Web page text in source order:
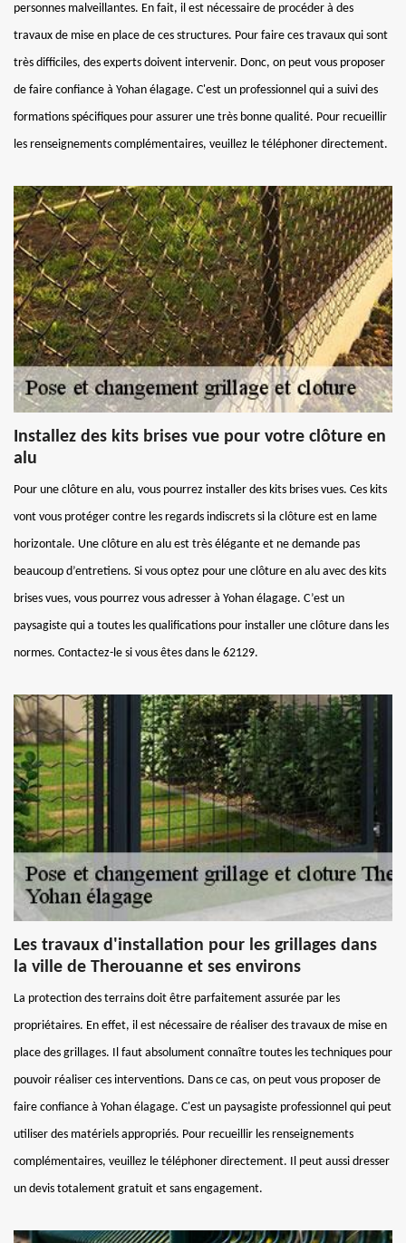
personnes malveillantes. En fait, il est nécessaire de procéder à des
travaux de mise en place de ces structures. Pour faire ces travaux qui sont
très difficiles, des experts doivent intervenir. Donc, on peut vous proposer
de faire confiance à Yohan élagage. C'est un professionnel qui a suivi des
formations spécifiques pour assurer une très bonne qualité. Pour recueillir
les renseignements complémentaires, veuillez le téléphoner directement.
Installez des kits brises vue pour votre clôture en
alu
Pour une clôture en alu, vous pourrez installer des kits brises vues. Ces kits
vont vous protéger contre les regards indiscrets si la clôture est en lame
horizontale. Une clôture en alu est très élégante et ne demande pas
beaucoup d’entretiens. Si vous optez pour une clôture en alu avec des kits
brises vues, vous pourrez vous adresser à Yohan élagage. C’est un
paysagiste qui a toutes les qualifications pour installer une clôture dans les
normes. Contactez-le si vous êtes dans le 62129.
Les travaux d'installation pour les grillages dans
la ville de Therouanne et ses environs
La protection des terrains doit être parfaitement assurée par les
propriétaires. En effet, il est nécessaire de réaliser des travaux de mise en
place des grillages. Il faut absolument connaître toutes les techniques pour
pouvoir réaliser ces interventions. Dans ce cas, on peut vous proposer de
faire confiance à Yohan élagage. C'est un paysagiste professionnel qui peut
utiliser des matériels appropriés. Pour recueillir les renseignements
complémentaires, veuillez le téléphoner directement. Il peut aussi dresser
un devis totalement gratuit et sans engagement.